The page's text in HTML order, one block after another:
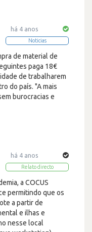
há 4 anos
Noticias
de material de
paga 18€
de trabalharem
do país. "A mais
burocracias e
há 4 anos
Relato directo
a COCUS
permitindo que os
a partir de
e ilhas e
nesse local